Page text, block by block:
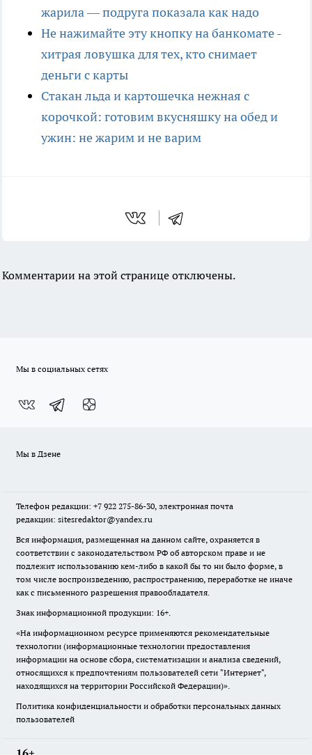
жарила — подруга показала как надо
Не нажимайте эту кнопку на банкомате -
хитрая ловушка для тех, кто снимает
деньги с карты
Стакан льда и картошечка нежная с
корочкой: готовим вкусняшку на обед и
ужин: не жарим и не варим
Комментарии на этой странице отключены.
Мы в социальных сетях
Мы в Дзене
Телефон редакции: +7 922 275-86-30, электронная почта
редакции: sitesredaktor@yandex.ru
Вся информация, размещенная на данном сайте, охраняется в
соответствии с законодательством РФ об авторском праве и не
подлежит использованию кем-либо в какой бы то ни было форме, в
том числе воспроизведению, распространению, переработке не иначе
как с письменного разрешения правообладателя.
Знак информационной продукции: 16+.
«На информационном ресурсе применяются рекомендательные
технологии (информационные технологии предоставления
информации на основе сбора, систематизации и анализа сведений,
относящихся к предпочтениям пользователей сети "Интернет",
находящихся на территории Российской Федерации)».
Политика конфиденциальности и обработки персональных данных
пользователей